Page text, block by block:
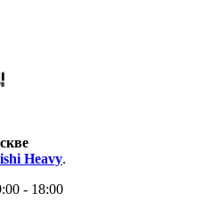
Heavy.
- 18:00